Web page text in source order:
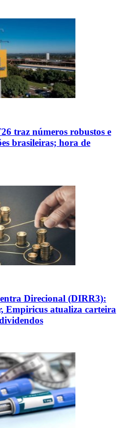
traz números robustos e
brasileiras; hora de
Direcional (DIRR3):
Empiricus atualiza carteira